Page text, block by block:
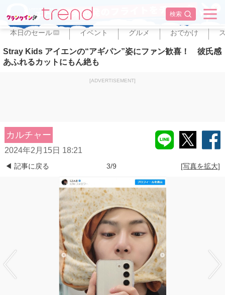
検索
✕
本日のセール PR イベント グルメ おでかけ
Stray Kids アイエンの“アギパン”姿にファン歓喜！ 彼氏感
あふれるカットにもん絶も
[ADVERTISEMENT]
カルチャー
2024年2月15日 18:21
◀ 記事に戻る 3/9 [写真を拡大]